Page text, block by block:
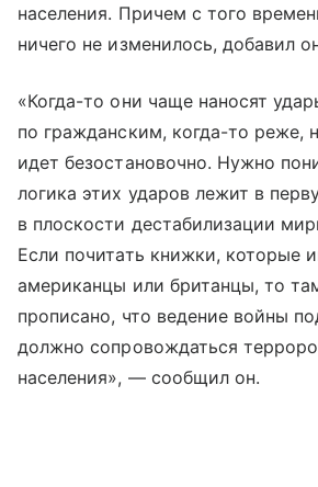
населения. Причем с того
ничего не изменилось, добавил
«Когда-то они чаще наносят
по гражданским, когда-то реже,
идет безостановочно. Нужно
логика этих ударов лежит в
в плоскости дестабилизации
Если почитать книжки, которые
американцы или британцы, то
прописано, что ведение войны
должно сопровождаться
населения», — сообщил он.